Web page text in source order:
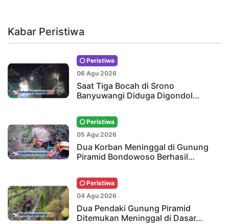
Kabar Peristiwa
Peristiwa
06 Agu 2026
Saat Tiga Bocah di Srono
Banyuwangi Diduga Digondol…
Peristiwa
05 Agu 2026
Dua Korban Meninggal di Gunung
Piramid Bondowoso Berhasil…
Peristiwa
04 Agu 2026
Dua Pendaki Gunung Piramid
Ditemukan Meninggal di Dasar…